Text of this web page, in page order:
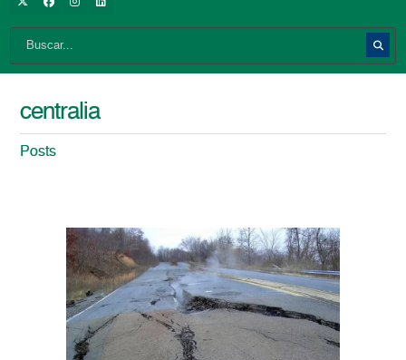
centralia
Posts